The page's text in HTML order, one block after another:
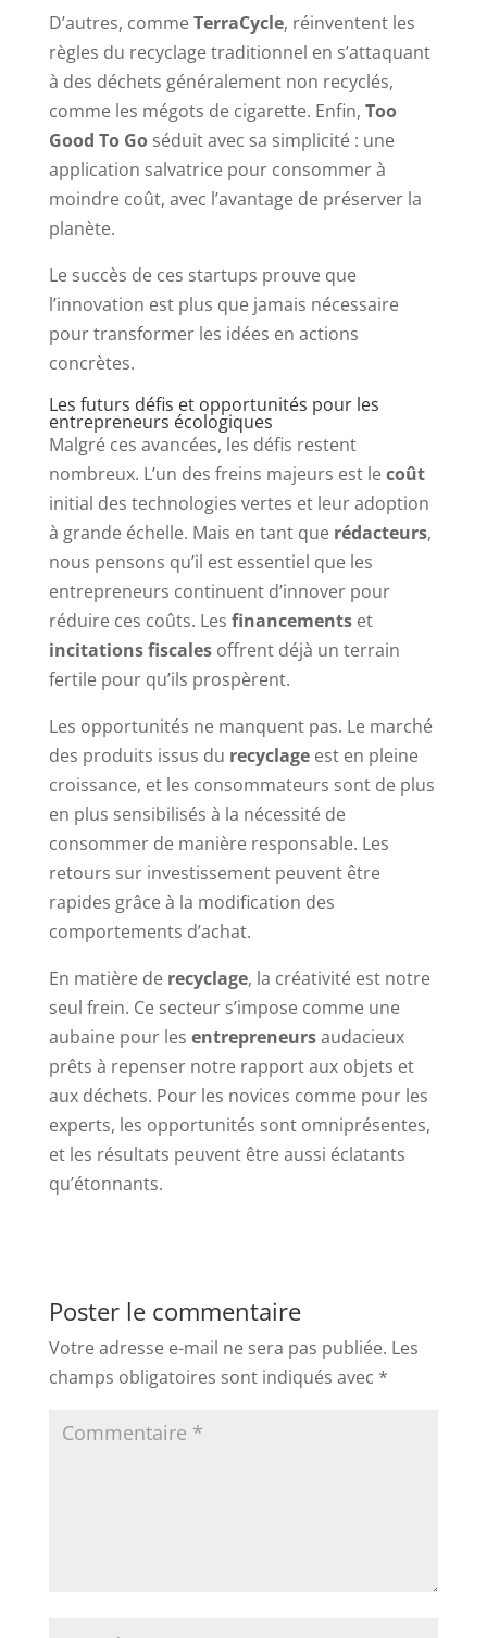
D’autres, commeTerraCycle, réinventent les
règles du recyclage traditionnel en s’attaquant
à des déchets généralement non recyclés,
comme les mégots de cigarette. Enfin, Too
Good To Goséduit avec sa simplicité : une
application salvatrice pour consommer à
moindre coût, avec l’avantage de préserver la
planète.
Le succès de ces startups prouve que
l’innovation est plus que jamais nécessaire
pour transformer les idées en actions
concrètes.
Les futurs défis et opportunités pour les
entrepreneurs écologiques
Malgré ces avancées, les défis restent
nombreux. L’un des freins majeurs est lecoût
initial des technologies vertes et leur adoption
à grande échelle. Mais en tant que rédacteurs,
nous pensons qu’il est essentiel que les
entrepreneurs continuent d’innover pour
réduire ces coûts. Les financementset
incitations fiscalesoffrent déjà un terrain
fertile pour qu’ils prospèrent.
Les opportunités ne manquent pas. Le marché
des produits issus du recyclageest en pleine
croissance, et les consommateurs sont de plus
en plus sensibilisés à la nécessité de
consommer de manière responsable. Les
retours sur investissement peuvent être
rapides grâce à la modification des
comportements d’achat.
En matière de recyclage, la créativité est notre
seul frein. Ce secteur s’impose comme une
aubaine pour les entrepreneursaudacieux
prêts à repenser notre rapport aux objets et
aux déchets. Pour les novices comme pour les
experts, les opportunités sont omniprésentes,
et les résultats peuvent être aussi éclatants
qu’étonnants.
Poster le commentaire
Votre adresse e-mail ne sera pas publiée. Les
champs obligatoires sont indiqués avec *